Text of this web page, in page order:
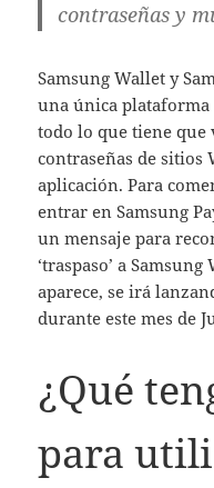
contraseñas y
Samsung Wallet y
una única
todo lo que tiene que
contraseñas de sitios
aplicación. Para
entrar en Samsung
un mensaje para
‘traspaso’ a
aparece, se irá
durante este mes de
¿Qué
para